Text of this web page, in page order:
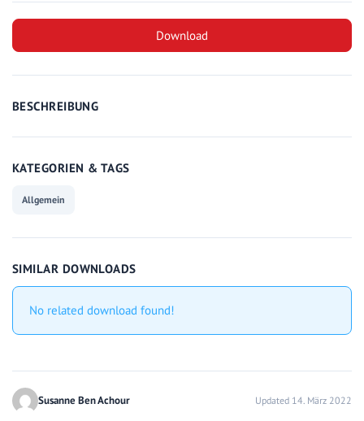
Download
BESCHREIBUNG
KATEGORIEN & TAGS
Allgemein
SIMILAR DOWNLOADS
No related download found!
Susanne Ben Achour Updated 14. März 2022